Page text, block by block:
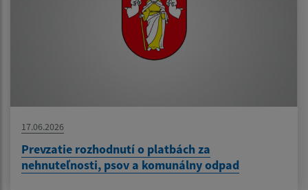
17.06.2026
Prevzatie rozhodnutí o platbách za
nehnuteľnosti, psov a komunálny odpad